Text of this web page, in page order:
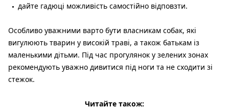
дайте гадюці можливість самостійно відповзти.
Особливо уважними варто бути власникам собак, які
вигулюють тварин у високій траві, а також батькам із
маленькими дітьми. Під час прогулянок у зелених зонах
рекомендують уважно дивитися під ноги та не сходити зі
стежок.
Читайте також: